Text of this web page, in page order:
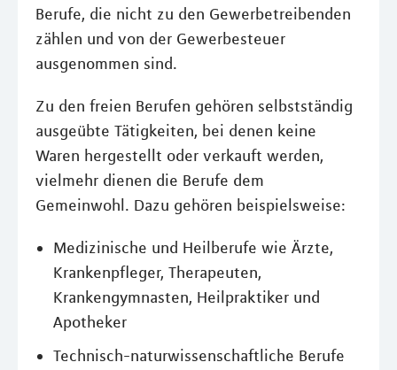
Berufe, die nicht zu den Gewerbetreibenden
zählen und von der Gewerbesteuer
ausgenommen sind.
Zu den freien Berufen gehören selbstständig
ausgeübte Tätigkeiten, bei denen keine
Waren hergestellt oder verkauft werden,
vielmehr dienen die Berufe dem
Gemeinwohl. Dazu gehören beispielsweise:
Medizinische und Heilberufe wie Ärzte,
Krankenpfleger, Therapeuten,
Krankengymnasten, Heilpraktiker und
Apotheker
Technisch-naturwissenschaftliche Berufe